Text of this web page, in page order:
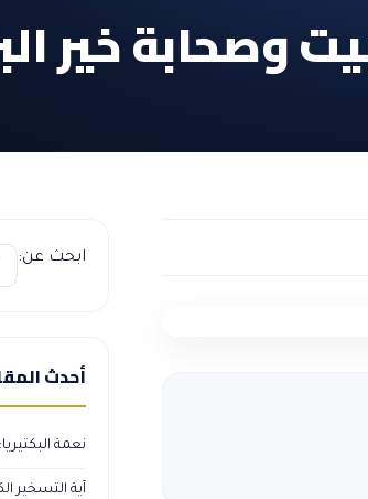
وصحابة خير
ابحث عن:
أحدث
نعمة
آية التسخير